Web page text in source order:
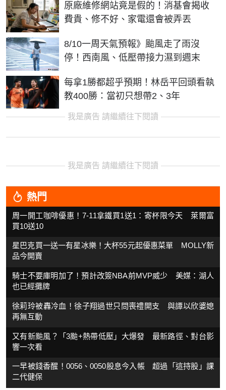
原廠維修網站竟是假的！消基會揭收
費貴、修不好、家電還會被弄丟
8/10一周天氣預報》颱風走了雨沒
停！西南風、低壓帶接力濕到週末
每拿1勝都超乎預期！林岳平回頭看執
教400勝：當初只想帶2、3年
我是廣告 請繼續往下閱讀
我是廣告 請繼續往下閱讀
熱門
周一開工咖啡優惠！7-11拿鐵買1送1：寄杯限今天 萊爾富
買10送10
星巴克買一送一有星冰樂！大杯55元起優惠菜單 MOLLY新
品今開賣
騎士不要庫明加了！預計改簽NBA前MVP威少 美媒：湖人
也已經攤牌
徐莉玲被轟冷血！徐子翔過世只問喪禮開支 與譚以欣婆媳
再無互動
又有新颱風？「3颱+熱帶低壓」大爆發 最新路徑、對台影
響一次看
一早被錢香醒！0056、0050股息今入帳 超過「這持股」課
二代健保